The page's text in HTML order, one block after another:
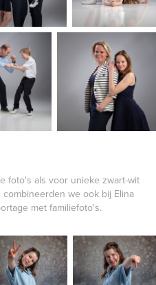
foto's als voor unieke zwart-wit
we ook bij Elina
met familiefoto's.